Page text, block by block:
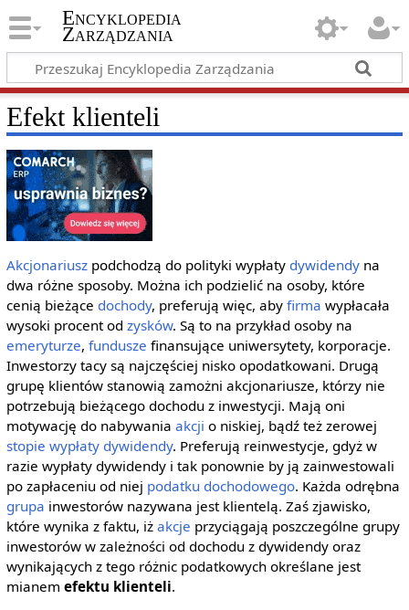
Encyklopedia
Zarządzania
Efekt klienteli
Akcjonariuszpodchodzą do polityki wypłaty dywidendyna
dwa różne sposoby. Można ich podzielić na osoby, które
cenią bieżące dochody, preferują więc, aby firma wypłacała
wysoki procent od zysków. Są to na przykład osoby na
emeryturze, fundusze finansujące uniwersytety, korporacje.
Inwestorzy tacy są najczęściej nisko opodatkowani. Drugą
grupę klientów stanowią zamożni akcjonariusze, którzy nie
potrzebują bieżącego dochodu z inwestycji. Mają oni
motywację do nabywania akcji o niskiej, bądź też zerowej
stopie wypłaty dywidendy. Preferują reinwestycje, gdyż w
razie wypłaty dywidendy i tak ponownie by ją zainwestowali
po zapłaceniu od niej podatku dochodowego. Każda odrębna
grupa inwestorów nazywana jest klientelą. Zaś zjawisko,
które wynika z faktu, iż akcje przyciągają poszczególne grupy
inwestorów w zależności od dochodu z dywidendy oraz
wynikających z tego różnic podatkowych określane jest
mianem efektu klienteli.